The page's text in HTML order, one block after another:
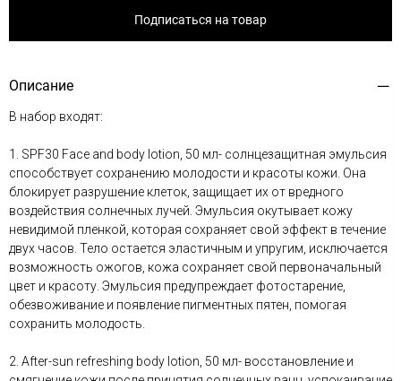
Подписаться на товар
Описание
В набор входят:
1. SPF30 Face and body lotion, 50 мл- солнцезащитная эмульсия
способствует сохранению молодости и красоты кожи. Она
блокирует разрушение клеток, защищает их от вредного
воздействия солнечных лучей. Эмульсия окутывает кожу
невидимой пленкой, которая сохраняет свой эффект в течение
двух часов. Тело остается эластичным и упругим, исключается
возможность ожогов, кожа сохраняет свой первоначальный
цвет и красоту. Эмульсия предупреждает фотостарение,
обезвоживание и появление пигментных пятен, помогая
сохранить молодость.
2. After-sun refreshing body lotion, 50 мл- восстановление и